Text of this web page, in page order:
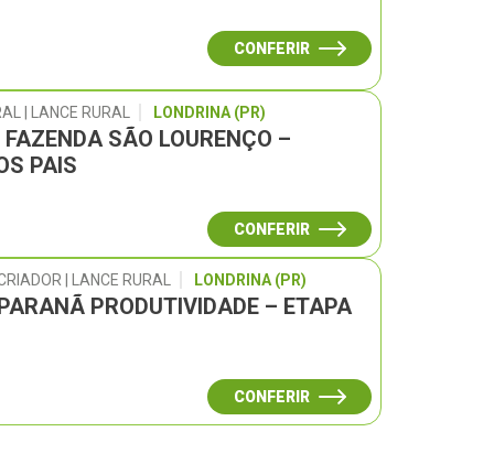
CONFERIR
| LANCE RURAL LONDRINA (PR)
SÃO LOURENÇO –
PAIS
CONFERIR
| LANCE RURAL LONDRINA (PR)
PRODUTIVIDADE – ETAPA
CONFERIR